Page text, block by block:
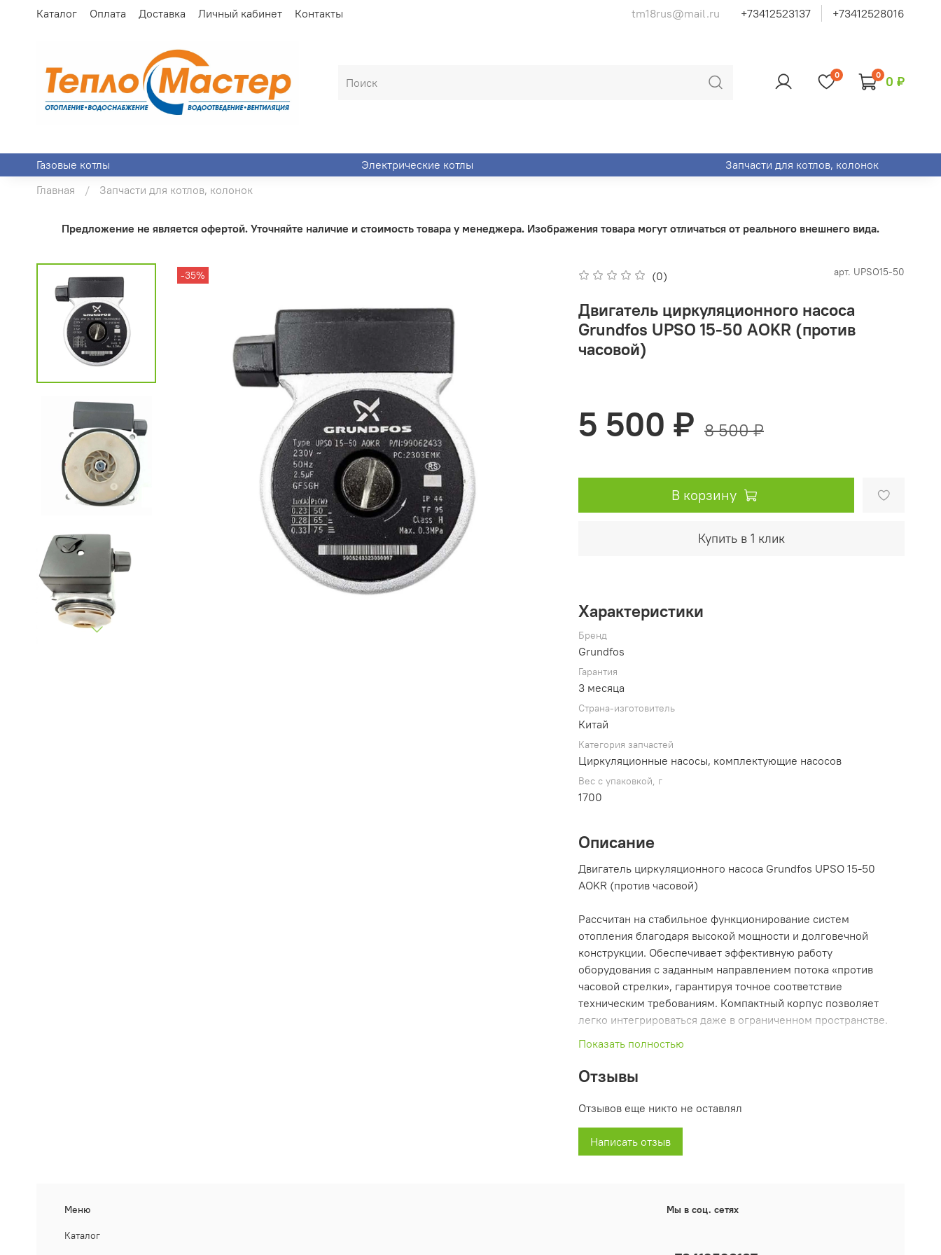
Каталог Оплата Доставка Личный кабинет Контакты tm18rus@mail.ru +73412523137 +73412528016
0 0 0 ₽
Газовые котлы Электрические котлы
Запчасти для котлов, колонок
Главная
Запчасти для котлов, колонок
Предложение не является офертой. Уточняйте наличие и стоимость товара у менеджера. Изображения товара могут отличаться от реального внешнего вида.
-35% (0) арт. UPSO15-50
Двигатель циркуляционного насоса
Grundfos UPSO 15-50 AOKR (против
часовой)
5 500 ₽ 8 500 ₽
В корзину
Купить в 1 клик
Характеристики
Бренд
Grundfos
Гарантия
3 месяца
Страна-изготовитель
Китай
Категория запчастей
Циркуляционные насосы, комплектующие насосов
Вес с упаковкой, г
1700
Описание
Двигатель циркуляционного насоса Grundfos UPSO 15-50
AOKR (против часовой)
Рассчитан на стабильное функционирование систем
отопления благодаря высокой мощности и долговечной
конструкции. Обеспечивает эффективную работу
оборудования с заданным направлением потока «против
часовой стрелки», гарантируя точное соответствие
техническим требованиям. Компактный корпус позволяет
легко интегрироваться даже в ограниченном пространстве.
для бесперебойного обогрева помещений.
Максимальная мощность — 75 Ватт
Количество скоростей — 3
Полностью взаимозаменяем с насосами Grundfos разных
типов с крыльчаткой 30мм.
Показать полностью
Отзывы
Отзывов еще никто не оставлял
Написать отзыв
Меню
Каталог
Мы в соц. сетях